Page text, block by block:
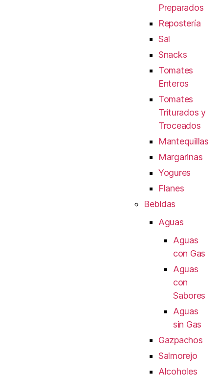
Preparados
Repostería
Sal
Snacks
Tomates
Enteros
Tomates
Triturados y
Troceados
Mantequillas
Margarinas
Yogures
Flanes
Bebidas
Aguas
Aguas
con Gas
Aguas
con
Sabores
Aguas
sin Gas
Gazpachos
Salmorejo
Alcoholes